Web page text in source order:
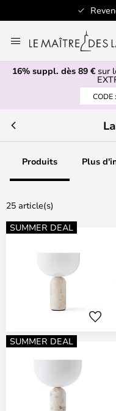
au
contenu
16% suppl. dès 89 € sur
CODE :
Produits Plus
25 article(s)
SUMMER DEAL
SUMMER DEAL